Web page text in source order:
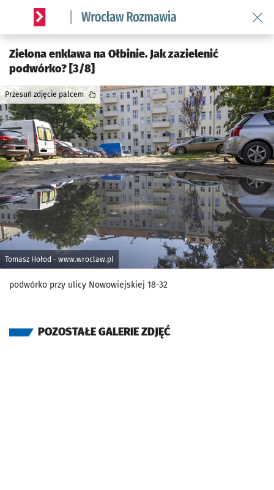
Serwis informacyjny wroclaw.pl podserwis: Rozmawia
Zielona enklawa na Ołbinie. Jak zazielenić
podwórko? [3/8]
Tomasz Hołod - www.wroclaw.pl
Przesuń zdjęcie palcem
podwórko przy ulicy Nowowiejskiej 18-32
POZOSTAŁE GALERIE ZDJĘĆ